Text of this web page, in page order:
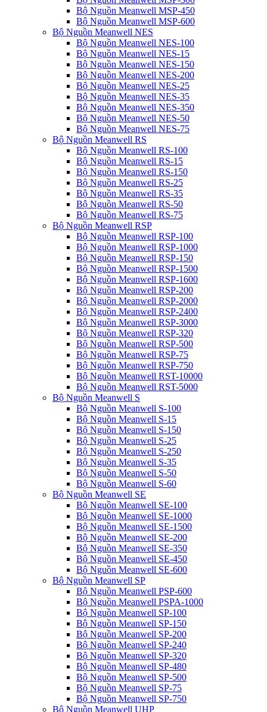
Bộ Nguồn Meanwell MSP-450
Bộ Nguồn Meanwell MSP-600
Bộ Nguồn Meanwell NES
Bộ Nguồn Meanwell NES-100
Bộ Nguồn Meanwell NES-15
Bộ Nguồn Meanwell NES-150
Bộ Nguồn Meanwell NES-200
Bộ Nguồn Meanwell NES-25
Bộ Nguồn Meanwell NES-35
Bộ Nguồn Meanwell NES-350
Bộ Nguồn Meanwell NES-50
Bộ Nguồn Meanwell NES-75
Bộ Nguồn Meanwell RS
Bộ Nguồn Meanwell RS-100
Bộ Nguồn Meanwell RS-15
Bộ Nguồn Meanwell RS-150
Bộ Nguồn Meanwell RS-25
Bộ Nguồn Meanwell RS-35
Bộ Nguồn Meanwell RS-50
Bộ Nguồn Meanwell RS-75
Bộ Nguồn Meanwell RSP
Bộ Nguồn Meanwell RSP-100
Bộ Nguồn Meanwell RSP-1000
Bộ Nguồn Meanwell RSP-150
Bộ Nguồn Meanwell RSP-1500
Bộ Nguồn Meanwell RSP-1600
Bộ Nguồn Meanwell RSP-200
Bộ Nguồn Meanwell RSP-2000
Bộ Nguồn Meanwell RSP-2400
Bộ Nguồn Meanwell RSP-3000
Bộ Nguồn Meanwell RSP-320
Bộ Nguồn Meanwell RSP-500
Bộ Nguồn Meanwell RSP-75
Bộ Nguồn Meanwell RSP-750
Bộ Nguồn Meanwell RST-10000
Bộ Nguồn Meanwell RST-5000
Bộ Nguồn Meanwell S
Bộ Nguồn Meanwell S-100
Bộ Nguồn Meanwell S-15
Bộ Nguồn Meanwell S-150
Bộ Nguồn Meanwell S-25
Bộ Nguồn Meanwell S-250
Bộ Nguồn Meanwell S-35
Bộ Nguồn Meanwell S-50
Bộ Nguồn Meanwell S-60
Bộ Nguồn Meanwell SE
Bộ Nguồn Meanwell SE-100
Bộ Nguồn Meanwell SE-1000
Bộ Nguồn Meanwell SE-1500
Bộ Nguồn Meanwell SE-200
Bộ Nguồn Meanwell SE-350
Bộ Nguồn Meanwell SE-450
Bộ Nguồn Meanwell SE-600
Bộ Nguồn Meanwell SP
Bộ Nguồn Meanwell PSP-600
Bộ Nguồn Meanwell PSPA-1000
Bộ Nguồn Meanwell SP-100
Bộ Nguồn Meanwell SP-150
Bộ Nguồn Meanwell SP-200
Bộ Nguồn Meanwell SP-240
Bộ Nguồn Meanwell SP-320
Bộ Nguồn Meanwell SP-480
Bộ Nguồn Meanwell SP-500
Bộ Nguồn Meanwell SP-75
Bộ Nguồn Meanwell SP-750
Bộ Nguồn Meanwell UHP